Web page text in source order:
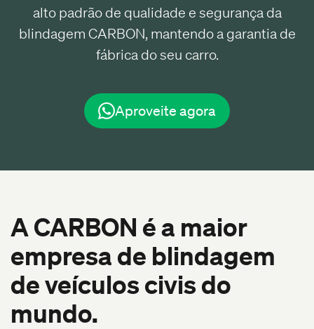
alto padrão de qualidade e segurança da
blindagem CARBON, mantendo a garantia de
fábrica do seu carro.
Aproveite agora
A CARBON é a maior
empresa de blindagem
de veículos civis do
mundo.